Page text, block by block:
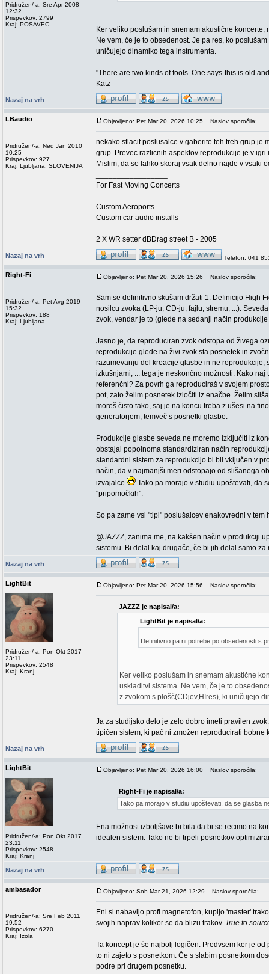
Pridružen/-a: Sre Apr 2008
12:32
Prispevkov: 2799
Kraj: POSAVEC
Ker veliko poslušam in snemam akustične
Ne vem, če je to obsedenost. Je pa res, ko
uničujejo dinamiko tega instrumenta.
"There are two kinds of fools. One says-this is old
Katz
Nazaj na vrh
LBaudio
Pridružen/-a: Ned Jan 2010
10:25
Prispevkov: 927
Kraj: Ljubljana, SLOVENIJA
Objavljeno: Pet Mar 20, 2026 10:25 Naslov sporočila:
nekako stlacit poslusalce v gaberite teh treh grup je
grup. Prevec razlicnih aspektov reprodukcije je v
Mislim, da se lahko skoraj vsak delno najde v vsaki
For Fast Moving Concerts
Custom Aeroports
Custom car audio installs
2 X WR setter dBDrag street B - 2005
Nazaj na vrh Telefon: 041
Right-Fi
Pridružen/-a: Pet Avg 2019
15:32
Prispevkov: 188
Kraj: Ljubljana
Objavljeno: Pet Mar 20, 2026 15:26 Naslov sporočila:
Sam se definitivno skušam držati 1. Definicijo High
nosilcu zvoka (LP-ju, CD-ju, fajlu, stremu, ...).
zvok, vendar je to (glede na sedanji način
Jasno je, da reproduciran zvok odstopa od živega
reprodukcije glede na živi zvok sta posnetek in
razumevanju del kreacije glasbe in ne reprodukcije,
izkušnjami, ... tega je neskončno možnosti. Kako
referenčni? Za povrh ga reproduciraš v svojem
pot, zato želim posnetek izločiti iz enačbe. Želim
moreš čisto tako, saj je na koncu treba z ušesi na
generatorjem, temveč s posnetki glasbe.
Produkcije glasbe seveda ne moremo izključiti iz
obstajal popolnoma standardiziran način
standardni sistem za reprodukcijo bi bil vključen v
način, da v najmanjši meri odstopajo od slišanega
izvajalce
Tako pa morajo v studiu upoštevati, da
"pripomočkih".
So pa zame vsi "tipi" poslušalcev enakovredni v
@JAZZZ, zanima me, na kakšen način v produkciji
sistemu. Bi delal kaj drugače, če bi jih delal samo
Nazaj na vrh
LightBit
Pridružen/-a: Pon Okt 2017
23:11
Prispevkov: 2548
Kraj: Kranj
Objavljeno: Pet Mar 20, 2026 15:56 Naslov sporočila:
JAZZZ je napisal/a:
LightBit je napisal/a:
Definitivno pa ni potrebe po obsedenosti s
Ker veliko poslušam in snemam akustične
uskladitvi sistema. Ne vem, če je to
z zvokom s plošč(CDjev,HIres), ki uničujejo
Ja za studijsko delo je zelo dobro imeti pravilen
tipičen sistem, ki pač ni zmožen reproducirati
Nazaj na vrh
LightBit
Pridružen/-a: Pon Okt 2017
23:11
Prispevkov: 2548
Kraj: Kranj
Objavljeno: Pet Mar 20, 2026 16:00 Naslov sporočila:
Right-Fi je napisal/a:
Tako pa morajo v studiu upoštevati, da se glasba
Ena možnost izboljšave bi bila da bi se recimo na
idealen sistem. Tako ne bi trpeli posnetkov
Nazaj na vrh
ambasador
Pridružen/-a: Sre Feb 2011
19:52
Prispevkov: 6270
Kraj: Izola
Objavljeno: Sob Mar 21, 2026 12:29 Naslov sporočila:
Eni si nabavijo profi magnetofon, kupijo 'master'
svojih naprav kolikor se da blizu trakov. True to
Ta koncept je še najbolj logičen. Predvsem ker je
to ni zajeto s posnetkom. Če s slabim posnetkom
podre pri drugem posnetku.